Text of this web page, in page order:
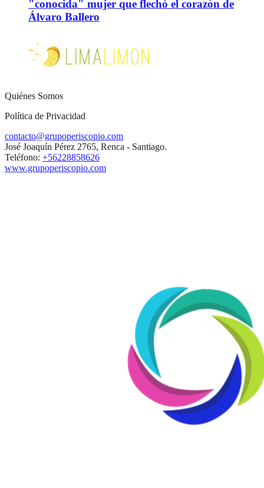
"conocida" mujer que flechó el corazón de
Álvaro Ballero
Quiénes Somos
Política de Privacidad
contacto@grupoperiscopio.com
José Joaquín Pérez 2765, Renca - Santiago.
Teléfono: +56228858626
www.grupoperiscopio.com